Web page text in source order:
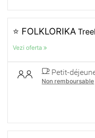
⭐ FOLKLORIKA
Vezi oferta
Petit-
Non remboursable